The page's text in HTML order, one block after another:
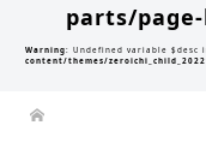
parts/
Warning: Undefined variable $desc
content/themes/